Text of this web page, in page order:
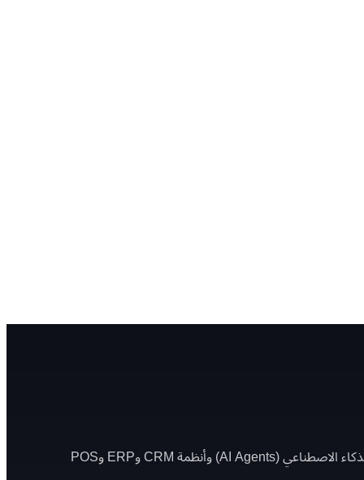
مدونة عملية للشركات في مصر تغطي البرمجة وتصميم المواقع والمتاجر الإلكترونية وتطوير التطبيقات، إضافة إلى AI Automation ووكلاء الذكاء الاصطناعي (AI Agents) وأنظمة CRM وERP وPOS